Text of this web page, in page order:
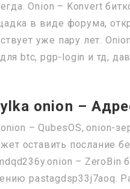
Onion – Konvert
в виде форума,
уже пару лет.
btc, pgp-login и тд,
onion –
– QubesOS,.onion-
оставить послание
– ZeroBin
pastagdsp33j7aoq.